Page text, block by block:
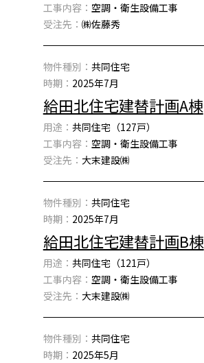
工事内容： 空調・衛生設備工事
受注先： ㈱佐藤秀
物件種別： 共同住宅
時期： 2025年7月
給田北住宅建替計画A棟
用途： 共同住宅（127戸）
工事内容： 空調・衛生設備工事
受注先： 大末建設㈱
物件種別： 共同住宅
時期： 2025年7月
給田北住宅建替計画B棟
用途： 共同住宅（121戸）
工事内容： 空調・衛生設備工事
受注先： 大末建設㈱
物件種別： 共同住宅
時期： 2025年5月